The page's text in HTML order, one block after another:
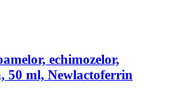
echimozelor,
50 ml, Newlactoferrin